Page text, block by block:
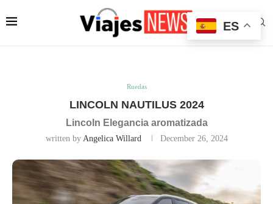
Ruedas
LINCOLN NAUTILUS 2024
Lincoln Elegancia aromatizada
written by Angelica Willard December 26, 2024
ES